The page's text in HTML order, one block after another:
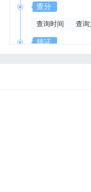
2026系统集成
理工程师官方
查分
查询时间 查询
领证